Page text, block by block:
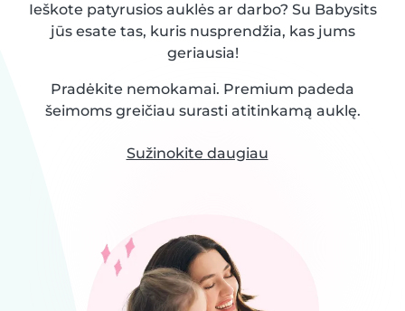
Ieškote patyrusios auklės ar darbo? Su Babysits
jūs esate tas, kuris nusprendžia, kas jums
geriausia!
Pradėkite nemokamai. Premium padeda
šeimoms greičiau surasti atitinkamą auklę.
Sužinokite daugiau